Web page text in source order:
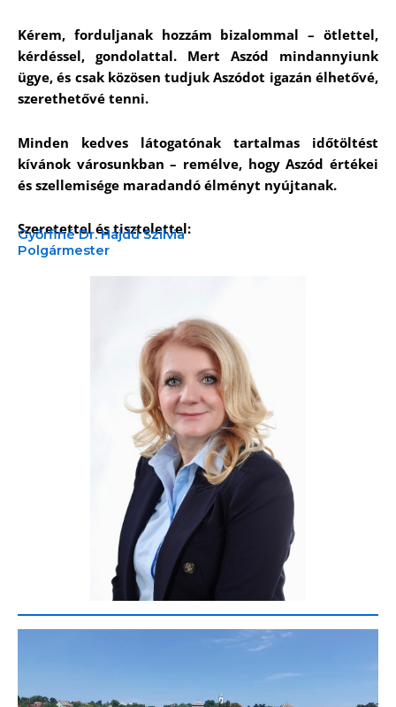
Kérem, forduljanak hozzám bizalommal – ötlettel,
kérdéssel, gondolattal. Mert Aszód mindannyiunk
ügye, és csak közösen tudjuk Aszódot igazán élhetővé,
szerethetővé tenni.
Minden kedves látogatónak tartalmas időtöltést
kívánok városunkban – remélve, hogy Aszód értékei
és szellemisége maradandó élményt nyújtanak.
Szeretettel és tisztelettel:
Győrfiné Dr. Hajdú Szilvia
Polgármester